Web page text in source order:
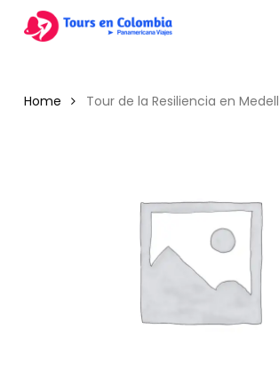
Home Tour de la Resiliencia en